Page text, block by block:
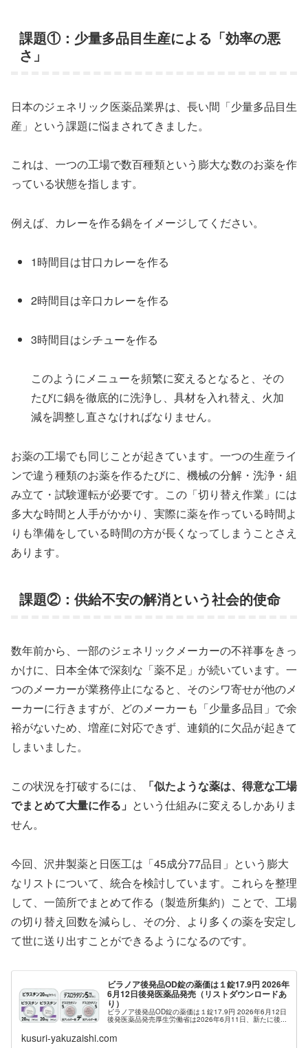
課題①：少量多品目生産による「効率の悪
さ」
日本のジェネリック医薬品業界は、長い間「少量多品目生
産」という課題に悩まされてきました。
これは、一つの工場で数百種類という膨大な数のお薬を作
っている状態を指します。
例えば、カレーを作る鍋をイメージしてください。
1時間目は甘口カレーを作る
2時間目は辛口カレーを作る
3時間目はシチューを作る
このようにメニューを頻繁に変えるとなると、その
たびに鍋を徹底的に洗浄し、具材を入れ替え、火加
減を調整し直さなければなりません。
お薬の工場でも同じことが起きています。一つの生産ライ
ンで違う種類のお薬を作るたびに、機械の分解・洗浄・組
み立て・試験運転が必要です。この「切り替え作業」には
多大な時間と人手がかかり、実際に薬を作っている時間よ
りも準備をしている時間の方が長くなってしまうことさえ
あります。
課題②：供給不安の解消という社会的使命
数年前から、一部のジェネリックメーカーの不祥事をきっ
かけに、日本全体で深刻な「薬不足」が続いています。一
つのメーカーが業務停止になると、そのシワ寄せが他のメ
ーカーに行きますが、どのメーカーも「少量多品目」で余
裕がないため、増産に対応できず、連鎖的に欠品が起きて
しまいました。
この状況を打破するには、
「似たような薬は、得意な工場
でまとめて大量に作る」 という仕組みに変えるしかありま
せん。
今回、沢井製薬と日医工は「45成分77品目」という膨大
なリストについて、統合を検討しています。これらを整理
して、一箇所でまとめて作る（製造所集約）ことで、工場
の切り替え回数を減らし、その分、より多くの薬を安定し
て世に送り出すことができるようになるのです。
ビラノア後発品OD錠の薬価は１錠17.9円 2026年
6月12日後発医薬品発売（リストダウンロードあ
り）
ビラノア後発品OD錠の薬価は１錠17.9円 2026年6月12日
後発医薬品発売厚生労働省は2026年6月11日、新たに後...
kusuri-yakuzaishi.com